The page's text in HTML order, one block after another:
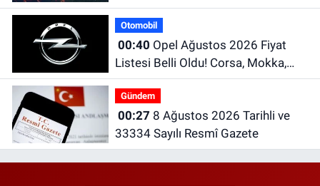
maçlar var?
Otomobil
00:40
Listesi Belli Oldu! Corsa, Mokka,
Frontera ve Grandland Güncel
Fiyatları
Gündem
00:27
33334 Sayılı Resmî Gazete